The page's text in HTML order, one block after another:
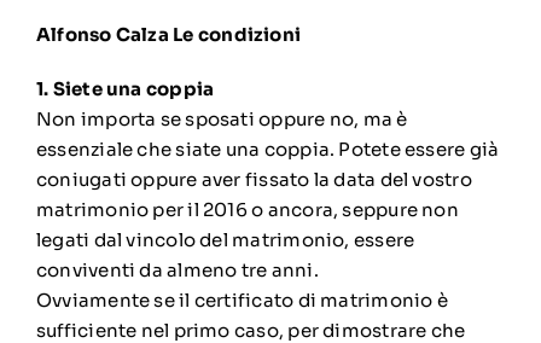
Alfonso Calza Le condizioni
1. Siete una coppia
Non importa se sposati oppure no, ma è
essenziale che siate una coppia. Potete essere già
coniugati oppure aver fissato la data del vostro
matrimonio per il 2016 o ancora, seppure non
legati dal vincolo del matrimonio, essere
conviventi da almeno tre anni.
Ovviamente se il certificato di matrimonio è
sufficiente nel primo caso, per dimostrare che